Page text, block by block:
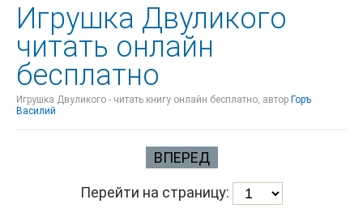
Игрушка Двуликого
читать онлайн
бесплатно
Игрушка Двуликого - читать книгу онлайн бесплатно, автор Горъ
Василий
ВПЕРЕД
Перейти на страницу: